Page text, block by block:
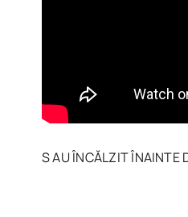
S AU ÎNCĂLZIT ÎNAINTE